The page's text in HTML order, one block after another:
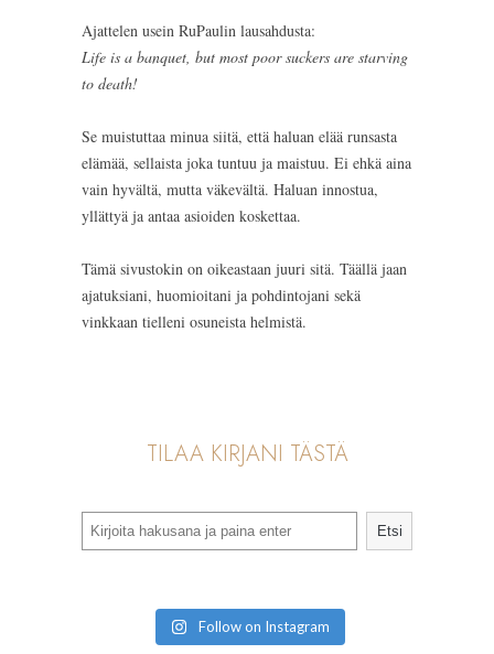
Ajattelen usein RuPaulin lausahdusta:
Life is a banquet, but most poor suckers are starving
to death!
Se muistuttaa minua siitä, että haluan elää runsasta
elämää, sellaista joka tuntuu ja maistuu. Ei ehkä aina
vain hyvältä, mutta väkevältä. Haluan innostua,
yllättyä ja antaa asioiden koskettaa.
Tämä sivustokin on oikeastaan juuri sitä. Täällä jaan
ajatuksiani, huomioitani ja pohdintojani sekä
vinkkaan tielleni osuneista helmistä.
TILAA KIRJANI TÄSTÄ
Etsi
Follow on Instagram